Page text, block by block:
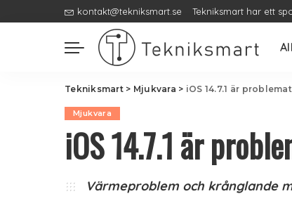
kontakt@tekniksmart.se Tekniksmart har ett
Tekniksmart> Mjukvara > iOS 14.7.1 är
Mjukvara
iOS 14.7.1 är
Värmeproblem och krånglande